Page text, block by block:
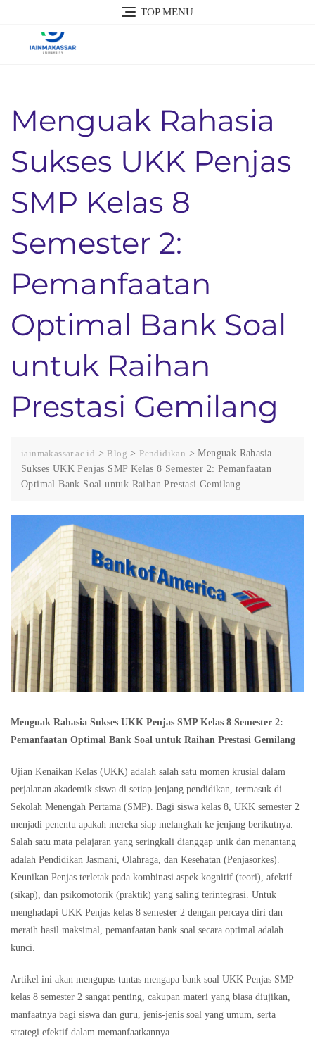
TOP MENU
Menguak Rahasia
Sukses UKK Penjas
SMP Kelas 8
Semester 2:
Pemanfaatan
Optimal Bank Soal
untuk Raihan
Prestasi Gemilang
iainmakassar.ac.id > Blog > Pendidikan >Menguak Rahasia
Sukses UKK Penjas SMP Kelas 8 Semester 2: Pemanfaatan
Optimal Bank Soal untuk Raihan Prestasi Gemilang
Menguak Rahasia Sukses UKK Penjas SMP Kelas 8 Semester 2:
Pemanfaatan Optimal Bank Soal untuk Raihan Prestasi Gemilang
Ujian Kenaikan Kelas (UKK) adalah salah satu momen krusial dalam
perjalanan akademik siswa di setiap jenjang pendidikan, termasuk di
Sekolah Menengah Pertama (SMP). Bagi siswa kelas 8, UKK semester 2
menjadi penentu apakah mereka siap melangkah ke jenjang berikutnya.
Salah satu mata pelajaran yang seringkali dianggap unik dan menantang
adalah Pendidikan Jasmani, Olahraga, dan Kesehatan (Penjasorkes).
Keunikan Penjas terletak pada kombinasi aspek kognitif (teori), afektif
(sikap), dan psikomotorik (praktik) yang saling terintegrasi. Untuk
menghadapi UKK Penjas kelas 8 semester 2 dengan percaya diri dan
meraih hasil maksimal, pemanfaatan bank soal secara optimal adalah
kunci.
Artikel ini akan mengupas tuntas mengapa bank soal UKK Penjas SMP
kelas 8 semester 2 sangat penting, cakupan materi yang biasa diujikan,
manfaatnya bagi siswa dan guru, jenis-jenis soal yang umum, serta
strategi efektif dalam memanfaatkannya.